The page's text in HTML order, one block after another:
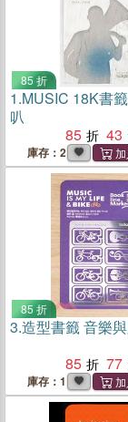
85 折
1.MUSIC 18K書
叭
85
43
庫存：2
85 折
3.造型書籤 音樂
85
77
庫存：1